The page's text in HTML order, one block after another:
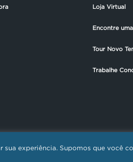
Loja Virtual
Encontre
Tour Novo
Trabalhe
TEMPO DE COMUNICAÇÃO / CNPJ:
sua experiência. Supomos que você